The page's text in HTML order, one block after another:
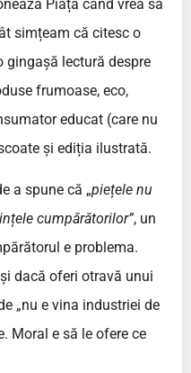
Piața când vrea să
simțeam că citesc o
gingașă lectură despre
frumoase, eco,
educat (care nu
și ediția ilustrată.
a spune că „piețele nu
cumpărătorilor”, un
e problema.
dacă oferi otravă unui
„nu e vina industriei de
Moral e să le ofere ce